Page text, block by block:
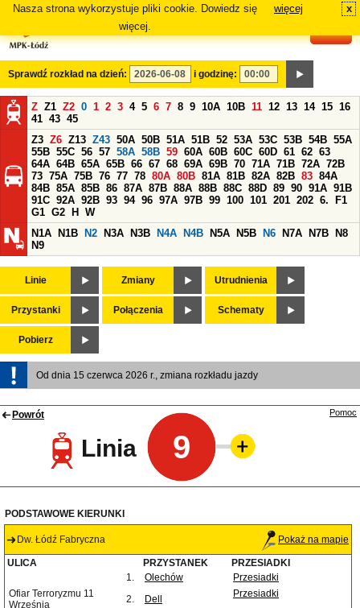
Nasza strona wykorzystuje pliki cookie. Dowiedz się
więcej.
więcej x
Sprawdź rozkład na dzień: i godzinę:
Z Z1 Z2 0 1 2 3 4 5 6 7 8 9 10A 10B 11 12 13 14 15 16
41 43 45
Z3 Z6 Z13 Z43 50A 50B 51A 51B 52 53A 53C 53B 54B 55A
55B 55C 56 57 58A 58B 59 60A 60B 60C 60D 61 62 63
64A 64B 65A 65B 66 67 68 69A 69B 70 71A 71B 72A 72B
73 75A 75B 76 77 78 80A 80B 81A 81B 82A 82B 83 84A
84B 85A 85B 86 87A 87B 88A 88B 88C 88D 89 90 91A 91B
91C 92A 92B 93 94 96 97A 97B 99 100 101 201 202 6.
F1
G1 G2 H
W
N1A
N1B N2 N3A N3B N4A N4B N5A N5B N6 N7A N7B
N8
N9
Linie Zmiany Utrudnienia
Przystanki Połączenia Schematy
Pobierz
Od dnia 15 czerwca 2026 r., zmiana rozkładu jazdy
Powrót
Linia 9
Pomoc
PODSTAWOWE KIERUNKI
Dw. Łódź Fabryczna Pokaż na mapie
ULICA PRZYSTANEK
PRZESIADKI
1.
Olechów
Przesiadki
Ofiar Terroryzmu 11
Września
2. Dell Przesiadki